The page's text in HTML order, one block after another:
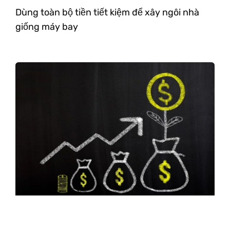
Dùng toàn bộ tiền tiết kiệm để xây ngôi nhà
giống máy bay